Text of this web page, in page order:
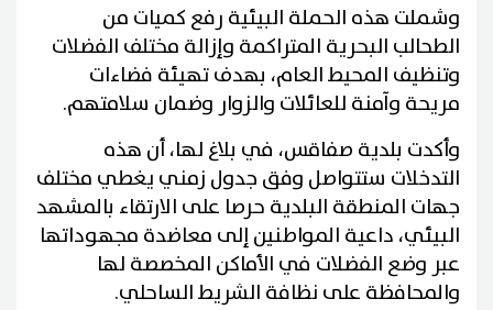
وشملت هذه الحملة البيئية رفع كميات من
الطحالب البحرية المتراكمة وإزالة مختلف الفضلات
وتنظيف المحيط العام، بهدف تهيئة فضاءات
مريحة وآمنة للعائلات والزوار وضمان سلامتهم.
وأكدت بلدية صفاقس، في بلاغ لها، أن هذه
التدخلات ستتواصل وفق جدول زمني يغطي مختلف
جهات المنطقة البلدية حرصا على الارتقاء بالمشهد
البيئي، داعية المواطنين إلى معاضدة مجهوداتها
عبر وضع الفضلات في الأماكن المخصصة لها
والمحافظة على نظافة الشريط الساحلي.